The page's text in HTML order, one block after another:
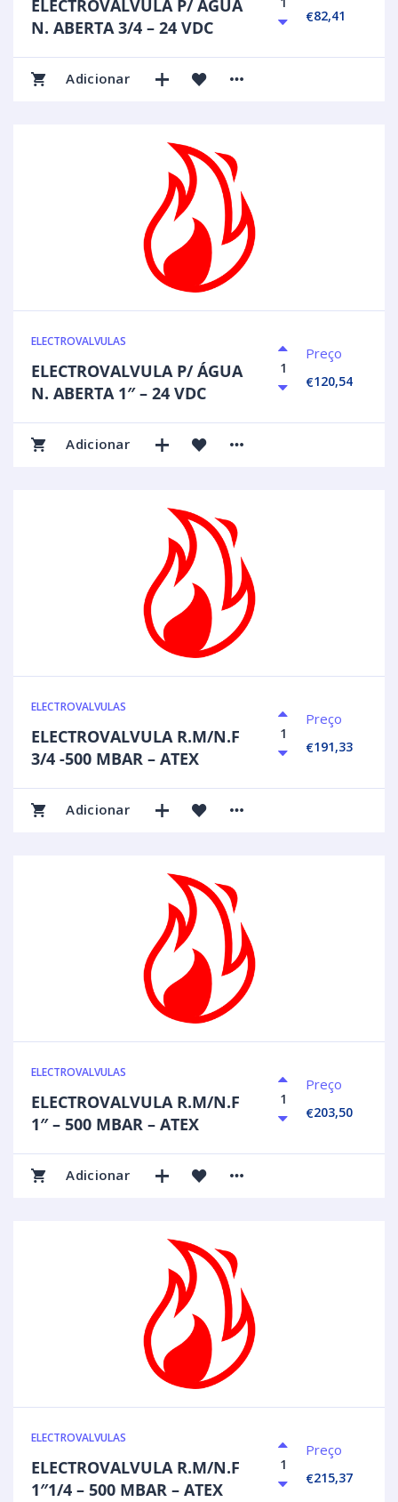
ELECTROVALVULA P/ ÁGUA
N. ABERTA 3/4 – 24 VDC
€82,41
Adicionar
ELECTROVALVULAS
ELECTROVALVULA P/ ÁGUA
N. ABERTA 1″ – 24 VDC
Preço
€120,54
Adicionar
ELECTROVALVULAS
ELECTROVALVULA R.M/N.F
3/4 -500 MBAR – ATEX
Preço
€191,33
Adicionar
ELECTROVALVULAS
ELECTROVALVULA R.M/N.F
1″ – 500 MBAR – ATEX
Preço
€203,50
Adicionar
ELECTROVALVULAS
ELECTROVALVULA R.M/N.F
1″1/4 – 500 MBAR – ATEX
Preço
€215,37